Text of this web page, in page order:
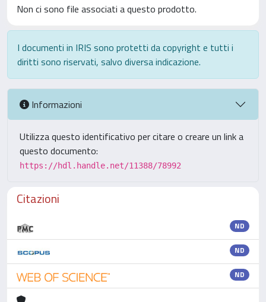
Non ci sono file associati a questo prodotto.
I documenti in IRIS sono protetti da copyright e tutti i
diritti sono riservati, salvo diversa indicazione.
Informazioni
Utilizza questo identificativo per citare o creare un link a
questo documento:
https://hdl.handle.net/11388/78992
Citazioni
ND
ND
ND